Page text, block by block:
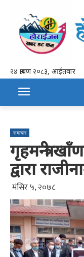
२४ श्रावण २०८३, आईतवार
समाचार
गृहमन्त्री
द्वारा
मंसिर ५, २०७८